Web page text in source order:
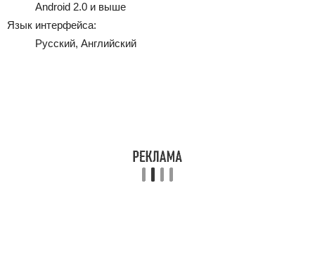
Android 2.0 и выше
Язык интерфейса:
Русский, Английский